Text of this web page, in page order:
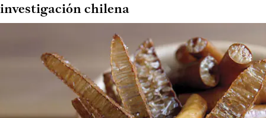
investigación chilena